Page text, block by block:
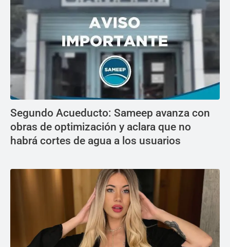
Segundo Acueducto: Sameep avanza con
obras de optimización y aclara que no
habrá cortes de agua a los usuarios